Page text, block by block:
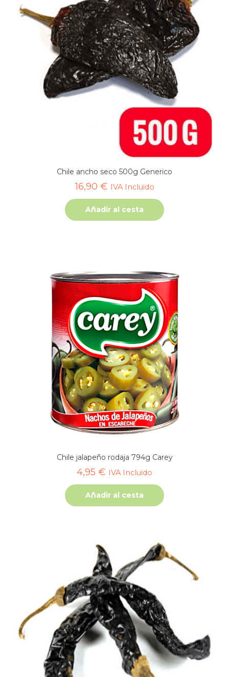
Chile ancho seco 500g Generico
16,90 € IVA Incluido
Añadir al cesta
Chile jalapeño rodaja 794g Carey
4,95 € IVA Incluido
Añadir al cesta